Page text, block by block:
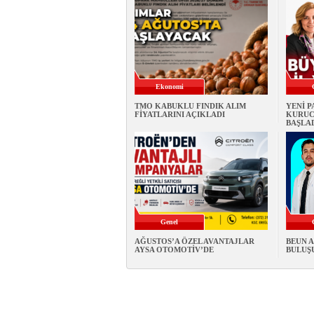
Ekonomi
TMO KABUKLU FINDIK ALIM
FİYATLARINI AÇIKLADI
YENİ
Genel
AĞUSTOS’A ÖZEL AVANTAJLAR
AYSA OTOMOTİV’DE
BEUN